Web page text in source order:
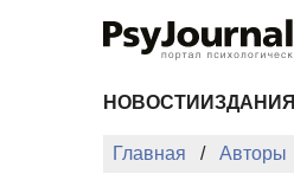
НОВОСТИ ИЗДАНИЯ
Главная Авторы